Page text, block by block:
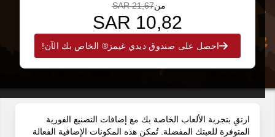
من21,67 SAR
10,82 SAR
احصل على صندوق ديدي غيمز® الخاص بك الآن!
ارتقِ بتجربة الألعاب الخاصة بك مع إضافات التصنيع الفورية
المتوفرة للعبتك المفضلة. تُمكن هذه المكونات الإضافية الفعالة